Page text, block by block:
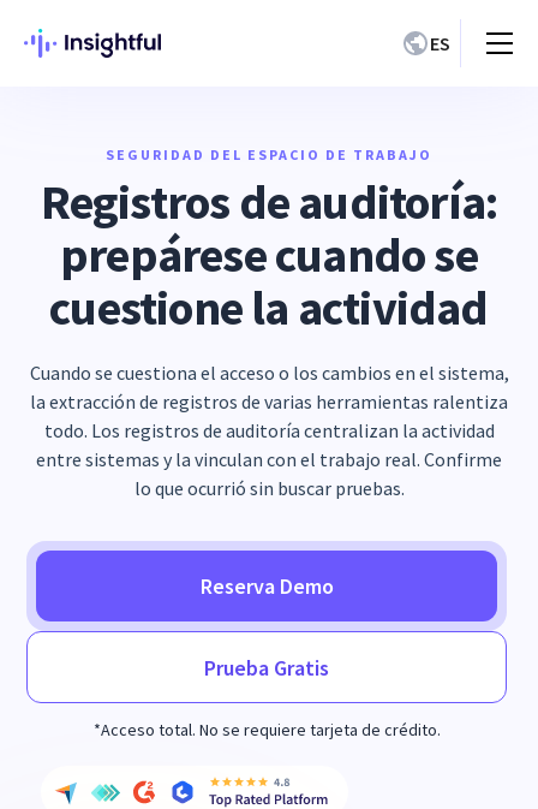
ES
SEGURIDAD DEL ESPACIO DE TRABAJO
Registros de auditoría:
prepárese cuando se
cuestione la actividad
Cuando se cuestiona el acceso o los cambios en el sistema,
la extracción de registros de varias herramientas ralentiza
todo. Los registros de auditoría centralizan la actividad
entre sistemas y la vinculan con el trabajo real. Confirme
lo que ocurrió sin buscar pruebas.
Reserva Demo
Prueba Gratis
*Acceso total. No se requiere tarjeta de crédito.